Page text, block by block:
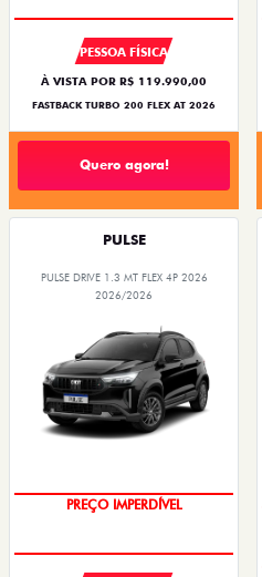
PESSOA FÍSICA
À VISTA POR R$ 119.990,00
FASTBACK TURBO 200 FLEX AT 2026
Quero agora!
PULSE
PULSE DRIVE 1.3 MT FLEX 4P 2026
2026/2026
PREÇO IMPERDÍVEL